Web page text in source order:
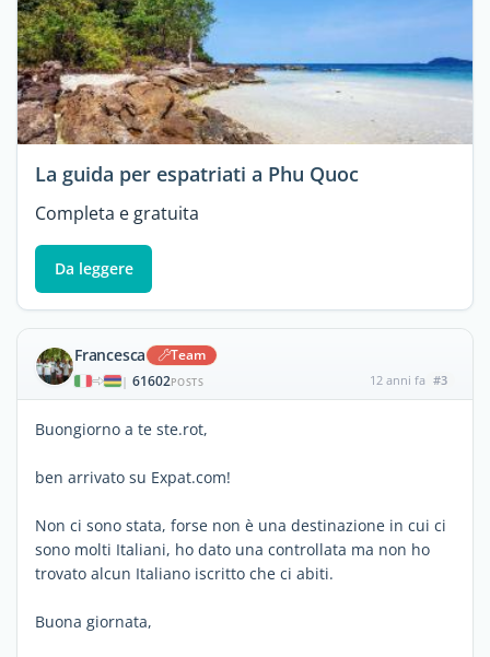
La guida per espatriati a Phu Quoc
Completa e gratuita
Da leggere
Francesca Team
| 61602POSTS 12 anni fa #3
Buongiorno a te ste.rot,
ben arrivato su Expat.com!
Non ci sono stata, forse non è una destinazione in cui ci
sono molti Italiani, ho dato una controllata ma non ho
trovato alcun Italiano iscritto che ci abiti.
Buona giornata,